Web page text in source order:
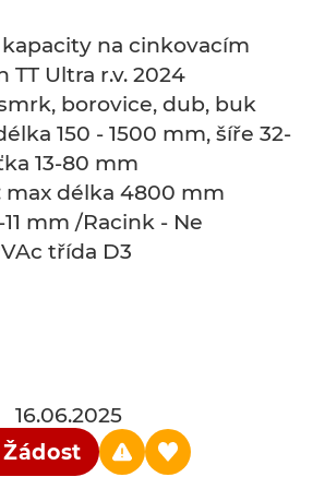
na cinkovacím
TT Ultra r.v. 2024
borovice, dub, buk
150 - 1500 mm, šíře 32-
13-80 mm
délka 4800 mm
mm /Racink - Ne
třída D3
16.06.2025
Žádost